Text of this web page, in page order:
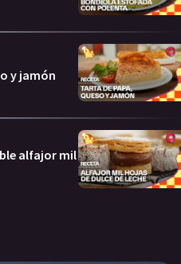
y jamón
alfajor mil